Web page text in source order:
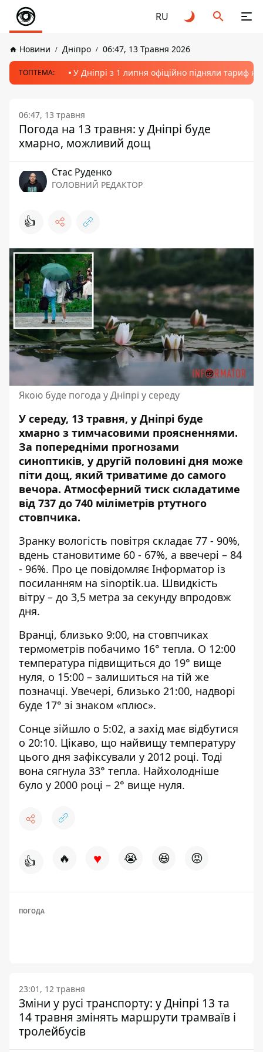
RU
Новини Дніпро 06:47, 13 Травня 2026
ТОПТЕМА: У Дніпрі з 1 липня офіційно підняли тариф
06:47, 13 травня
Погода на 13 травня: у Дніпрі буде
хмарно, можливий дощ
Стас Руденко
ГОЛОВНИЙ РЕДАКТОР
👍
Якою буде погода у Дніпрі у середу
У середу, 13 травня, у Дніпрі буде
хмарно з тимчасовими проясненнями.
За попередніми прогнозами
синоптиків, у другій половині дня може
піти дощ, який триватиме до самого
вечора. Атмосферний тиск складатиме
від 737 до 740 міліметрів ртутного
стовпчика.
Зранку вологість повітря складає 77 - 90%,
вдень становитиме 60 - 67%, а ввечері – 84
- 96%. Про це повідомляє Інформатор із
посиланням на sinoptik.ua. Швидкість
вітру – до 3,5 метра за секунду впродовж
дня.
Вранці, близько 9:00, на стовпчиках
термометрів побачимо 16° тепла. О 12:00
температура підвищиться до 19° вище
нуля, о 15:00 – залишиться на тій же
позначці. Увечері, близько 21:00, надворі
буде 17° зі знаком «плюс».
Сонце зійшло о 5:02, а захід має відбутися
о 20:10. Цікаво, що найвищу температуру
цього дня зафіксували у 2012 році. Тоді
вона сягнула 33° тепла. Найхолодніше
було у 2000 році – 2° вище нуля.
👍 🔥 ♥ 😭 😆 😡
ПОГОДА
23:01, 12 травня
Зміни у русі транспорту: у Дніпрі 13 та
14 травня змінять маршрути трамваїв і
тролейбусів